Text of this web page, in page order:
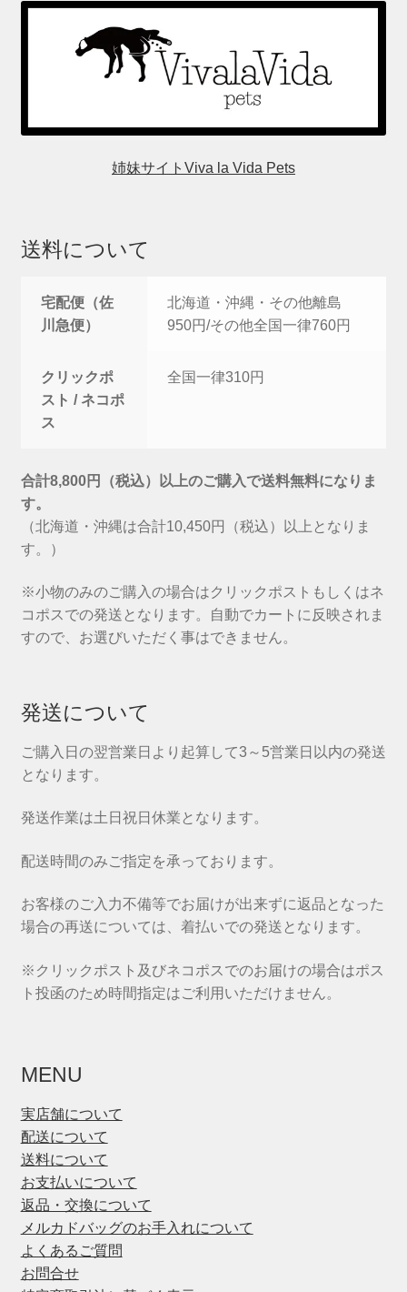
姉妹サイトViva la Vida Pets
送料について
宅配便（佐
川急便）
北海道・沖縄・その他離島
950円/その他全国一律760円
クリックポ
スト / ネコポ
ス
全国一律310円
合計8,800円（税込）以上のご購入で送料無料になりま
す。
（北海道・沖縄は合計10,450円（税込）以上となりま
す。）
※小物のみのご購入の場合はクリックポストもしくはネ
コポスでの発送となります。自動でカートに反映されま
すので、お選びいただく事はできません。
発送について
ご購入日の翌営業日より起算して3～5営業日以内の発送
となります。
発送作業は土日祝日休業となります。
配送時間のみご指定を承っております。
お客様のご入力不備等でお届けが出来ずに返品となった
場合の再送については、着払いでの発送となります。
※クリックポスト及びネコポスでのお届けの場合はポス
ト投函のため時間指定はご利用いただけません。
MENU
実店舗について
配送について
送料について
お支払いについて
返品・交換について
メルカドバッグのお手入れについて
よくあるご質問
お問合せ